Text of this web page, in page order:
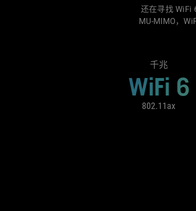
还在寻找 WiFi
MU-MIMO，
千兆
WiFi 6
802.11ax